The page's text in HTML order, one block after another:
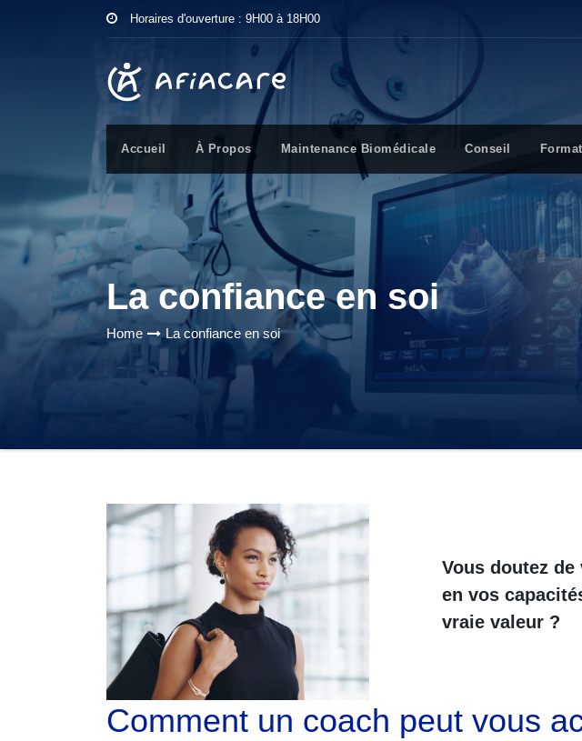
Horaires d'ouverture : 9H00 à 18H00
Accueil À Propos Maintenance Biomédicale Conseil
La confiance en soi
Home La confiance en soi
Vous doutez
en vos
vraie valeur ?
Comment un coach peut vous